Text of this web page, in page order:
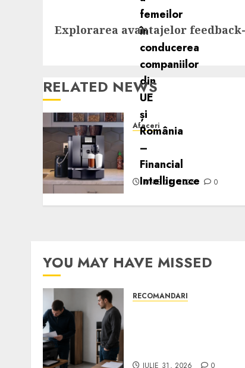
post:
Explorarea avantajelor
RELATED NEWS
Afaceri
comodat pentru firma
Scurt ghid
IUNIE 28, 2026 0
YOU MAY HAVE MISSED
RECOMANDARI
IULIE 31, 2026 0